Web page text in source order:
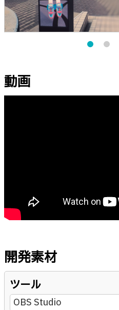
動画
開発素材
ツール
OBS Studio